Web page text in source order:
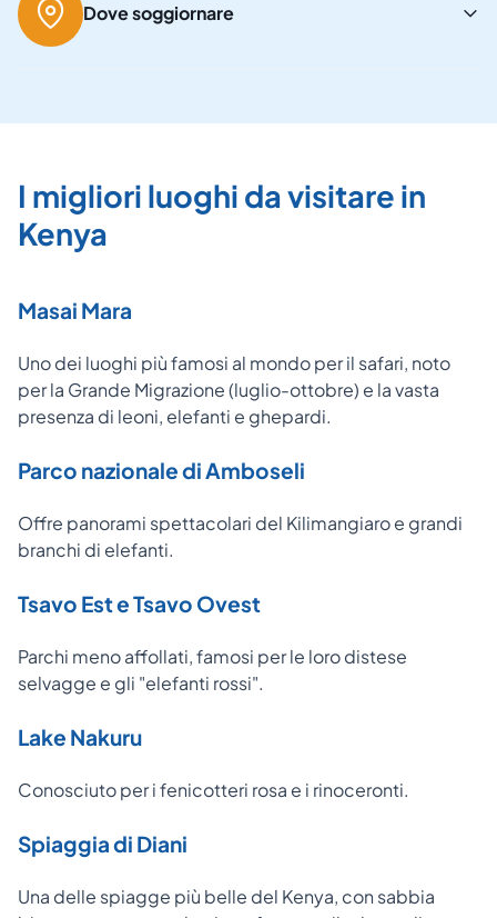
Dove soggiornare
I migliori luoghi da visitare in
Kenya
Masai Mara
Uno dei luoghi più famosi al mondo per il safari, noto
per la Grande Migrazione (luglio-ottobre) e la vasta
presenza di leoni, elefanti e ghepardi.
Parco nazionale di Amboseli
Offre panorami spettacolari del Kilimangiaro e grandi
branchi di elefanti.
Tsavo Est e Tsavo Ovest
Parchi meno affollati, famosi per le loro distese
selvagge e gli "elefanti rossi".
Lake Nakuru
Conosciuto per i fenicotteri rosa e i rinoceronti.
Spiaggia di Diani
Una delle spiagge più belle del Kenya, con sabbia